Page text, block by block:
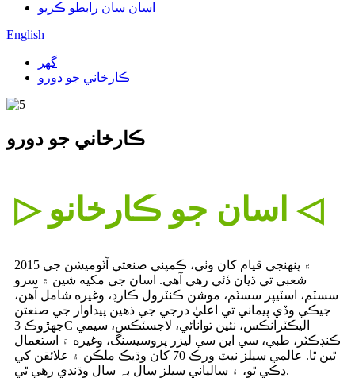
اسان سان رابطو ڪريو
English
گھر
ڪارخاني جو دورو
ڪارخاني جو دورو
▷ اسان جو ڪارخانو ◁
2015 ۾ پنهنجي قيام کان وٺي، ڪمپني صنعتي آٽوميشن جي
شعبي تي ڌيان ڏئي رهي آهي. اسان جي مکيه شين ۾ سرو
سسٽم، اسٽيپر سسٽم، موشن ڪنٽرول ڪارڊ، وغيره شامل آهن،
جيڪي وڏي پيماني تي اعليٰ درجي جي ذهين پيداوار جي صنعتن
جهڙوڪ 3C اليڪٽرانڪس، نئين توانائي، لاجسٽڪس، سيمي
ڪنڊڪٽر، طبي، سي اين سي ليزر پروسيسنگ، وغيره ۾ استعمال
ٿين ٿا. عالمي سيلز نيٽ ورڪ 70 کان وڌيڪ ملڪن ۽ علائقن کي
ڍڪي ٿو، ۽ سالياني سيلز سال بہ سال وڌندي رهي ٿي.